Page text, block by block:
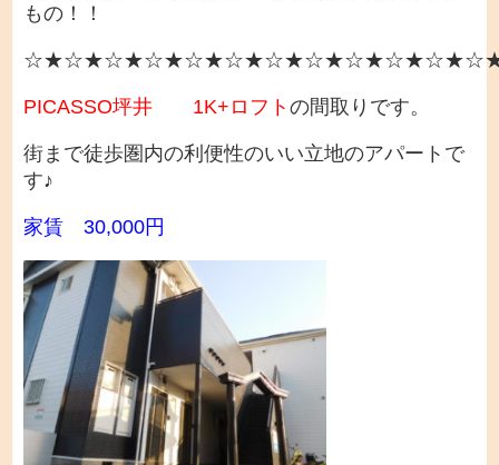
もの！！
PICASSO坪井 1K+ロフトの間取りです。
街まで徒歩圏内の利便性のいい立地のアパートで
す♪
家賃 30,000円